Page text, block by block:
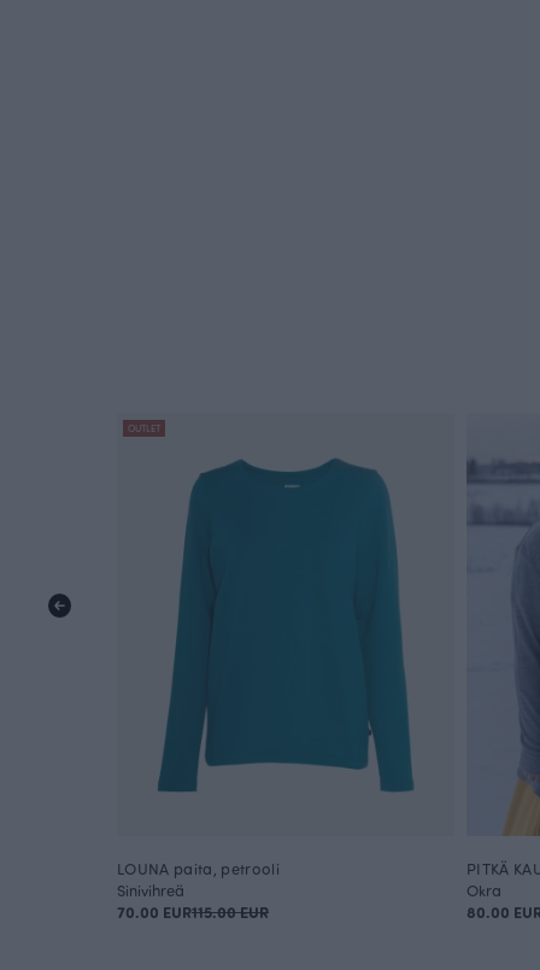
OUTLET
LOUNA paita, petrooli
Sinivihreä
70.00 EUR115.00 EUR
PITKÄ
Okra
80.00